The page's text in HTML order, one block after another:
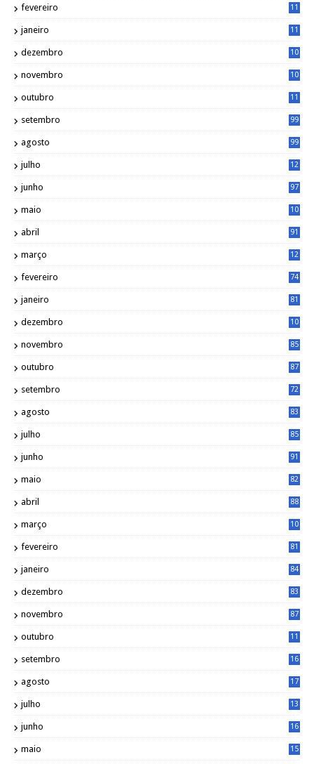
fevereiro
11
janeiro
11
dezembro
10
novembro
10
outubro
11
setembro 99
agosto 99
julho
12
junho 97
maio
10
abril 91
março
12
fevereiro 74
janeiro 81
dezembro
10
novembro 85
outubro 87
setembro 72
agosto 83
julho 85
junho 91
maio 82
abril 88
março
10
fevereiro 81
janeiro 84
dezembro 83
novembro 87
outubro
11
setembro
16
agosto
17
julho
13
junho
16
maio
15